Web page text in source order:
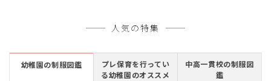
人気の特集
幼稚園の制服図鑑
プレ保育を行ってい
る幼稚園のオススメ
中高一貫校の制服図
鑑